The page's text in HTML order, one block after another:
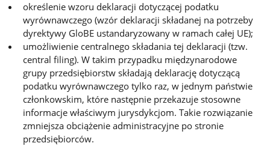
określenie wzoru deklaracji dotyczącej podatku
wyrównawczego (wzór deklaracji składanej na potrzeby
dyrektywy GloBE ustandaryzowany w ramach całej UE);
umożliwienie centralnego składania tej deklaracji (tzw.
central filing). W takim przypadku międzynarodowe
grupy przedsiębiorstw składają deklarację dotyczącą
podatku wyrównawczego tylko raz, w jednym państwie
członkowskim, które następnie przekazuje stosowne
informacje właściwym jurysdykcjom. Takie rozwiązanie
zmniejsza obciążenie administracyjne po stronie
przedsiębiorców.